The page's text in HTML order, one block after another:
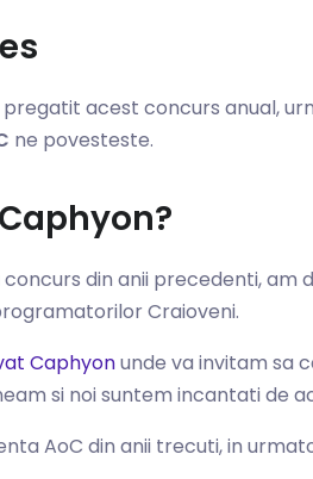
acest concurs anual,
ne povesteste.
concurs din anii precedenti, am
Craioveni.
Caphyonunde va invitam sa
si noi suntem incantati de
AoC din anii trecuti, in